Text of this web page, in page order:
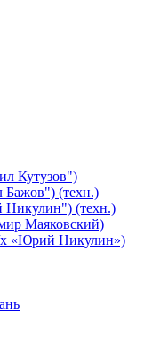
Кутузов")
Бажов") (техн.)
Никулин") (техн.)
Маяковский)
х «Юрий Никулин»)